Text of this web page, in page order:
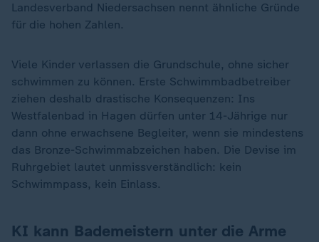
Landesverband Niedersachsen nennt ähnliche Gründe
für die hohen Zahlen.
Viele Kinder verlassen die Grundschule, ohne sicher
schwimmen zu können. Erste Schwimmbadbetreiber
ziehen deshalb drastische Konsequenzen: Ins
Westfalenbad in Hagen dürfen unter 14-Jährige nur
dann ohne erwachsene Begleiter, wenn sie mindestens
das Bronze-Schwimmabzeichen haben. Die Devise im
Ruhrgebiet lautet unmissverständlich: kein
Schwimmpass, kein Einlass.
KI kann Bademeistern unter die Arme